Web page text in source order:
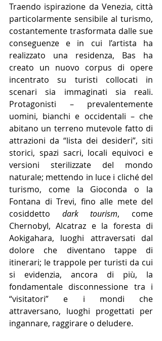
Traendo ispirazione da Venezia, città
particolarmente sensibile al turismo,
costantemente trasformata dalle sue
conseguenze e in cui l’artista ha
realizzato una residenza, Bas ha
creato un nuovo corpus di opere
incentrato su turisti collocati in
scenari sia immaginati sia reali.
Protagonisti – prevalentemente
uomini, bianchi e occidentali – che
abitano un terreno mutevole fatto di
attrazioni da “lista dei desideri”, siti
storici, spazi sacri, locali equivoci e
versioni sterilizzate del mondo
naturale; mettendo in luce i cliché del
turismo, come la Gioconda o la
Fontana di Trevi, fino alle mete del
cosiddetto dark tourism, come
Chernobyl, Alcatraz e la foresta di
Aokigahara, luoghi attraversati dal
dolore che diventano tappe di
itinerari; le trappole per turisti da cui
si evidenzia, ancora di più, la
fondamentale disconnessione tra i
“visitatori” e i mondi che
attraversano, luoghi progettati per
ingannare, raggirare o deludere.